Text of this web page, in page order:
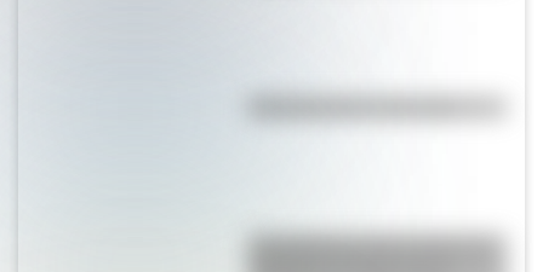
El Combate de San Lorenzo, el